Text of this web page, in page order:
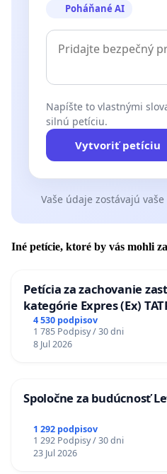
Poháňané AI
Napíšte to vlastnými
silnú petíciu.
Vytvoriť petíciu
Vaše údaje zostávajú vaše
Iné petície, ktoré by vás mohli
Petícia za zachovanie
kategórie Expres (Ex)
stanici Púchov
4 530 podpisov
1 785 Podpisy / 30 dni
8 Jul 2026
Spoločne za budúcnosť
1 292 podpisov
1 292 Podpisy / 30 dni
23 Jul 2026